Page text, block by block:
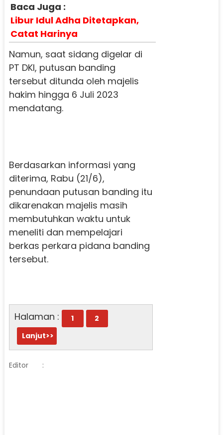
Baca Juga :
Libur Idul Adha Ditetapkan,
Catat Harinya
Namun, saat sidang digelar di
PT DKI, putusan banding
tersebut ditunda oleh majelis
hakim hingga 6 Juli 2023
mendatang.
Berdasarkan informasi yang
diterima, Rabu (21/6),
penundaan putusan banding itu
dikarenakan majelis masih
membutuhkan waktu untuk
meneliti dan mempelajari
berkas perkara pidana banding
tersebut.
Halaman : 1
2
Lanjut>>
Editor :